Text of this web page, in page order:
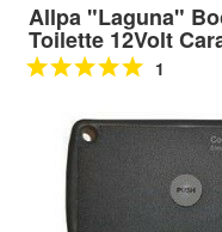
Allpa "Laguna"
Toilette 12Volt
1